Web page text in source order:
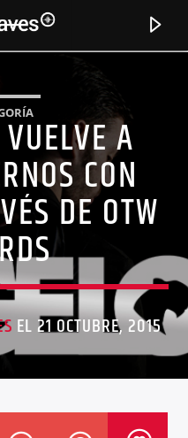
A
CON
DE OTW
EL 21 OCTUBRE, 2015